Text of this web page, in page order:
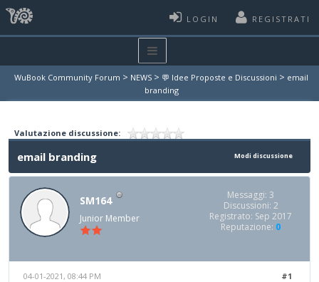
LOGIN REGISTRATI
WuBook Community Forum > NEWS > 💬 Idee Proposte e Discussioni > email
branding
Valutazione discussione:
Modi discussione
email branding
SM164
Junior Member
Messaggi: 3
Discussioni: 2
Registrato: Sep 2017
Reputazione: 0
#1
04-01-2021, 08:44 PM